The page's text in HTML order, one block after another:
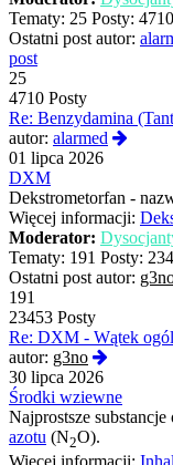
Tematy: 25 Posty: 4710
Ostatni post autor:
post
25
4710 Posty
Re: Benzydamina
autor: alarmed
01 lipca 2026
DXM
Dekstrometorfan -
Więcej informacji:
Moderator:
Tematy: 191 Posty:
Ostatni post autor:
191
23453 Posty
Re: DXM - Wątek
autor: g3no
post
30 lipca 2026
Środki wziewne
Najprostsze
azotu (N2O).
Więcej informacji: